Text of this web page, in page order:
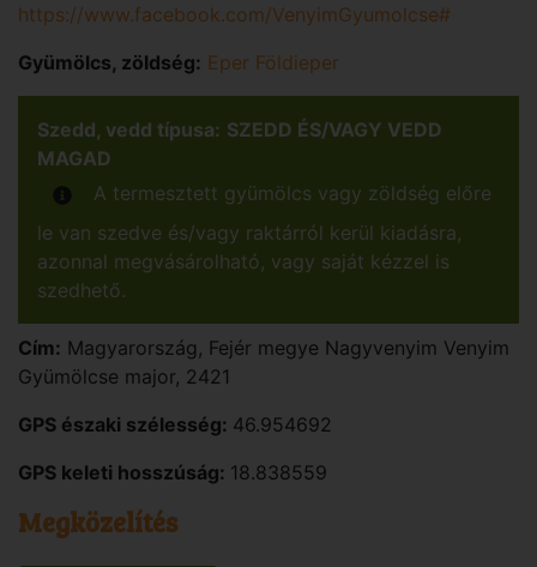
https://www.facebook.com/VenyimGyumolcse#
Gyümölcs, zöldség: Eper Földieper
Szedd, vedd típusa: SZEDD ÉS/VAGY VEDD
MAGAD
A termesztett gyümölcs vagy zöldség előre
le van szedve és/vagy raktárról kerül kiadásra,
azonnal megvásárolható, vagy saját kézzel is
szedhető.
Cím: Magyarország , Fejér megye Nagyvenyim Venyim
Gyümölcse major, 2421
GPS északi szélesség: 46.954692
GPS keleti hosszúság: 18.838559
Megközelítés